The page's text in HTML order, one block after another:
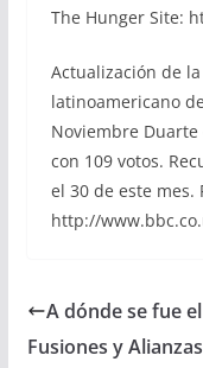
The Hunger Site:
Actualización de
latinoamericano
Noviembre
con 109 votos.
el 30 de este mes.
http://
A dónde se fue
Fusiones y